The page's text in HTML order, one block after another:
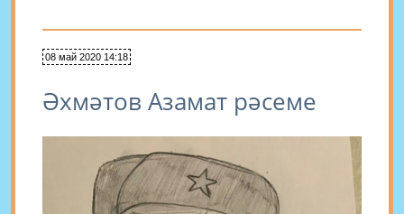
08 май 2020 14:18
Әхмәтов Азамат рәсеме